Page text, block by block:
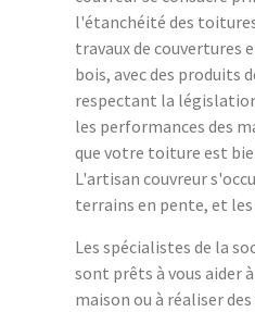
l'étanchéité des
travaux de couvertures
bois, avec des produits
respectant la
les performances des
que votre toiture est
L'artisan couvreur
terrains en pente, et les
Les spécialistes de la
sont prêts à vous aider
maison ou à réaliser